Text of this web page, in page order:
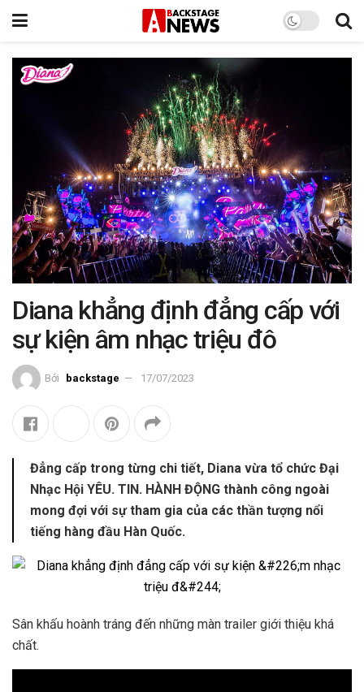
Diana khẳng định đẳng cấp với
sự kiện âm nhạc triệu đô
Bởi backstage 17/07/2023
Đẳng cấp trong từng chi tiết, Diana vừa tổ chức Đại
Nhạc Hội YÊU. TIN. HÀNH ĐỘNG thành công ngoài
mong đợi với sự tham gia của các thần tượng nổi
tiếng hàng đầu Hàn Quốc.
Sân khấu hoành tráng đến những màn trailer giới thiệu khá
chất.